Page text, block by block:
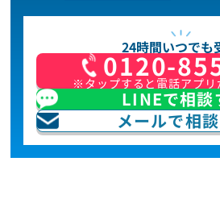
24時間いつでも
0120-
※タップすると電話アプリ
LINEで相談
メールで相